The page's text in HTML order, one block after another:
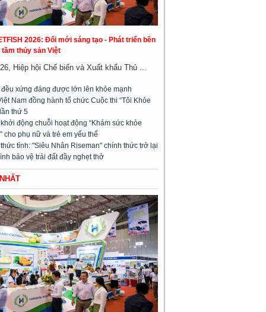
2026: Đổi mới sáng tạo - Phát triển bền
thủy sản Việt
Hiệp hội Chế biến và Xuất khẩu Thủ ...
đều xứng đáng được lớn lên khỏe mạnh
Nam đồng hành tổ chức Cuộc thi “Tôi Khỏe
thứ 5
động chuỗi hoạt động “Khám sức khỏe
cho phụ nữ và trẻ em yếu thế
tỉnh: "Siêu Nhân Riseman" chính thức trở lại
bảo vệ trái đất đầy nghẹt thở